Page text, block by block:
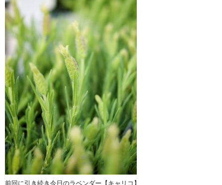
前回に引き続き今日のラベンダー【キャリコ】